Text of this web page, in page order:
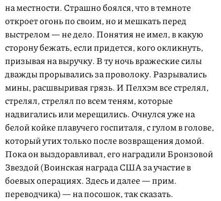
на местности. Страшно боялся, что в темноте
откроет огонь по своим, но и мешкать перед
выстрелом — не дело. Понятия не имел, в какую
сторону бежать, если придется, кого окликнуть,
призывая на выручку. В ту ночь вражеские силы
дважды прорывались за проволоку. Разрывались
мины, расшвыривая грязь. И Пелхэм все стрелял,
стрелял, стрелял по всем теням, которые
надвигались или мерещились. Очнулся уже на
белой койке плавучего госпиталя, с гулом в голове,
который утих только после возвращения домой.
Пока он выздоравливал, его наградили Бронзовой
Звездой (Воинская награда США за участие в
боевых операциях. Здесь и далее — прим.
переводчика) — на посошок, так сказать.